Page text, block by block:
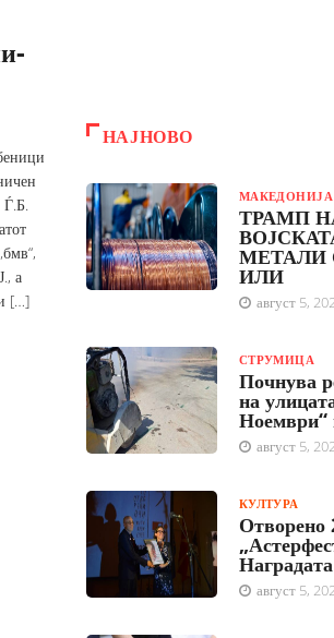
Ѓ.Б.
а
[…]
НАЈНОВО
МАКЕДОНИЈА
ТРАМП
МЕТАЛИ
ИЛИ
август 5,
СТРУМИЦА
Почнува
на
Ноември“
август 5,
КУЛТУРА
Отворено
август 5,